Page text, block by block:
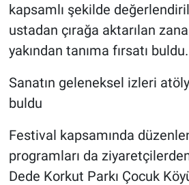
kapsamlı şekilde
ustadan çırağa aktarılan
yakından tanıma fırsatı buldu.
Sanatın geleneksel izleri
buldu
Festival kapsamında
programları da
Dede Korkut Parkı Çocuk